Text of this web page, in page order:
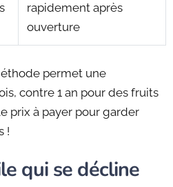
rapidement après
ouverture
permet une
contre 1 an pour des fruits
prix à payer pour garder
!
qui se décline